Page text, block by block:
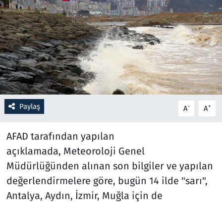
Paylaş A- A+
AFAD tarafından yapılan
açıklamada, Meteoroloji Genel
Müdürlüğünden alınan son bilgiler ve yapılan
değerlendirmelere göre, bugün 14 ilde "sarı",
Antalya, Aydın, İzmir, Muğla için de
Ramazan
Resmi İlanlar
Rüya Tabirleri
Sağlık
Savunma Sanayi
Seçim 2023
Spor
Teknoloji ve Bilim